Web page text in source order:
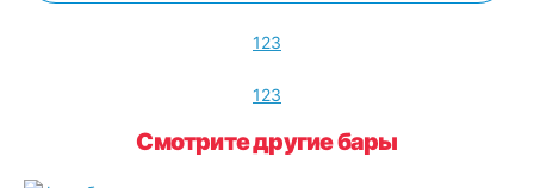
123
123
Смотрите другие бары